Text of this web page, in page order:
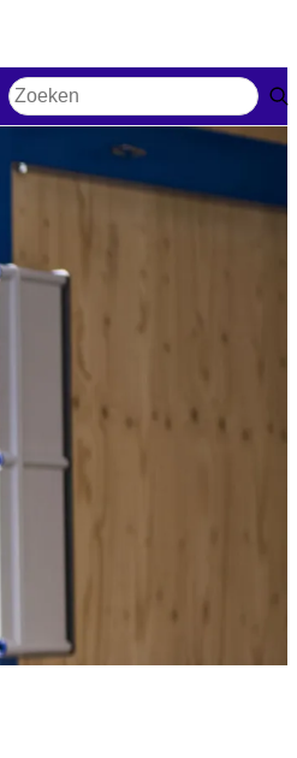
Zoekwoord